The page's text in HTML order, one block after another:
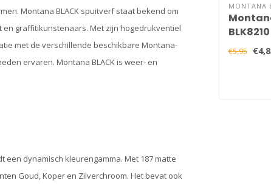
Montana BLACK spuitverf staat bekend om
graffitikunstenaars. Met zijn hogedrukventiel
met de verschillende beschikbare Montana-
ervaren. Montana BLACK is weer- en
dynamisch kleurengamma. Met 187 matte
Goud, Koper en Zilverchroom. Het bevat ook
MONTANA
€5,95